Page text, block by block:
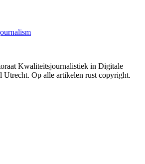
Kwaliteitsjournalistiek in Digitale
Utrecht. Op alle artikelen rust copyright.